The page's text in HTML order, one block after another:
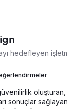
hedefleyen
oluşturan,
sonuçlar